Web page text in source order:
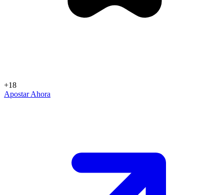
+18
Apostar Ahora